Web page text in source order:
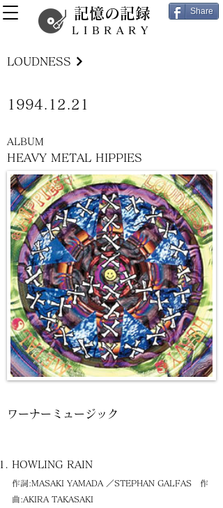
記憶の記録
LIBRARY
Share
HEAVY METAL HIPPIES
HOWLING RAIN
作詞:MASAKI YAMADA ／STEPHAN GALFAS 作
曲:AKIRA TAKASAKI
LOUDNESS
1994.12.21
ALBUM
ワーナーミュージック